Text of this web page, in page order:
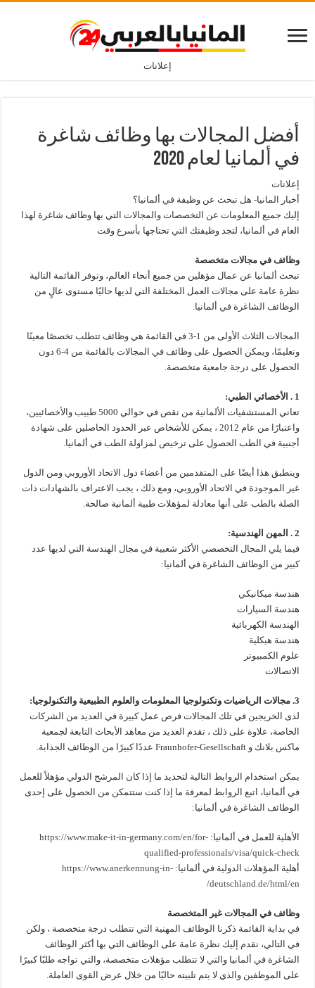
إعلانات
أفضل المجالات بها وظائف شاغرة
في ألمانيا لعام 2020
إعلانات
أخبار المانيا- هل تبحث عن وظيفة في ألمانيا؟
إليك جميع المعلومات عن التخصصات والمجالات التي بها وظائف شاغرة لهذا
العام في ألمانيا، لتجد وظيفتك التي تحتاجها بأسرع وقت
وظائف في مجالات متخصصة
تبحث ألمانيا عن عمال مؤهلين من جميع أنحاء العالم، وتوفر القائمة التالية
نظرة عامة على مجالات العمل المختلفة التي لديها حاليًا مستوى عالٍ من
الوظائف الشاغرة في ألمانيا.
المجالات الثلاث الأولى من 1-3 في القائمة هي وظائف تتطلب تخصصًا معينًا
وتعليمًا، ويمكن الحصول على وظائف في المجالات بالقائمة من 4-6 دون
الحصول على درجة جامعية متخصصة.
1 . الأخصائي الطبي:
تعاني المستشفيات الألمانية من نقص في حوالي 5000 طبيب والأخصائيين،
واعتبارًا من عام 2012 ، يمكن للأشخاص عبر الحدود الحاصلين على شهادة
أجنبية في الطب الحصول على ترخيص لمزاولة الطب في ألمانيا.
وينطبق هذا أيضًا على المتقدمين من أعضاء دول الاتحاد الأوروبي ومن الدول
غير الموجودة في الاتحاد الأوروبي، ومع ذلك ، يجب الاعتراف بالشهادات ذات
الصلة بالطب على أنها معادلة لمؤهلات طبية ألمانية صالحة.
2 . المهن الهندسية:
فيما يلي المجال التخصصي الأكثر شعبية في مجال الهندسة التي لديها عدد
كبير من الوظائف الشاغرة في ألمانيا:
هندسة ميكانيكي
هندسة السيارات
الهندسة الكهربائية
هندسة هيكلية
علوم الكمبيوتر
الاتصالات
3. مجالات الرياضيات وتكنولوجيا المعلومات والعلوم الطبيعية والتكنولوجيا:
لدى الخريجين في تلك المجالات فرص عمل كبيرة في العديد من الشركات
الخاصة، علاوة على ذلك ، تقدم العديد من معاهد الأبحاث التابعة لجمعية
ماكس بلانك و Fraunhofer-Gesellschaft عددًا كبيرًا من الوظائف الجذابة.
يمكن استخدام الروابط التالية لتحديد ما إذا كان المرشح الدولي مؤهلاً للعمل
في ألمانيا، اتبع الروابط لمعرفة ما إذا كنت ستتمكن من الحصول على إحدى
الوظائف الشاغرة في ألمانيا:
الأهلية للعمل في ألمانيا:https://www.make-it-in-germany.com/en/for-
qualified-professionals/visa/quick-check
أهلية المؤهلات الدولية في ألمانيا:https://www.anerkennung-in-
deutschland.de/html/en/
وظائف في المجالات غير المتخصصة
في بداية القائمة ذكرنا الوظائف المهنية التي تتطلب درجة متخصصة ، ولكن
في التالي، نقدم إليك نظرة عامة على الوظائف التي بها أكثر الوظائف
الشاغرة في ألمانيا والتي لا تتطلب مؤهلات متخصصة، والتي تواجه طلبًا كبيرًا
على الموظفين والذي لا يتم تلبيته حاليًا من خلال عرض القوى العاملة.